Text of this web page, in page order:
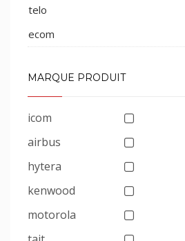
telo
ecom
MARQUE PRODUIT
icom
airbus
hytera
kenwood
motorola